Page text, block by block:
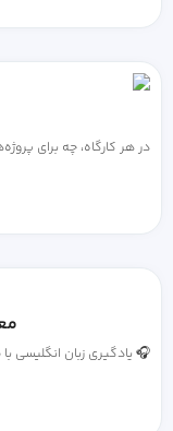
در هر کارگاه، چه برای
🎧 یادگیری زبان انگلیسی